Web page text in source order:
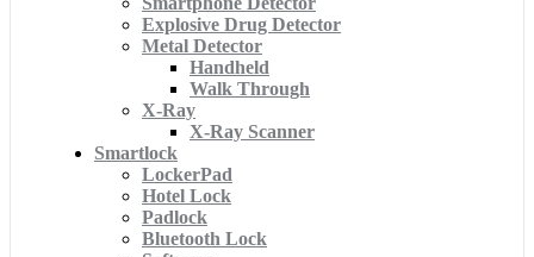
Explosive Drug Detector
Metal Detector
Handheld
Walk Through
X-Ray
X-Ray Scanner
Smartlock
LockerPad
Hotel Lock
Padlock
Bluetooth Lock